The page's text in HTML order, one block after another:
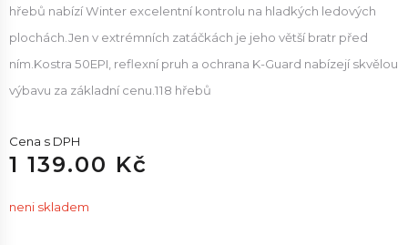
hřebů nabízí Winter excelentní kontrolu na hladkých ledových
plochách.Jen v extrémních zatáčkách je jeho větší bratr před
ním.Kostra 50EPI, reflexní pruh a ochrana K-Guard nabízejí skvělou
výbavu za základní cenu.118 hřebů
Cena s DPH
1 139.00 Kč
neni skladem